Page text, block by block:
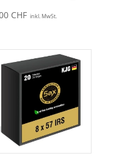
CHF inkl. MwSt.